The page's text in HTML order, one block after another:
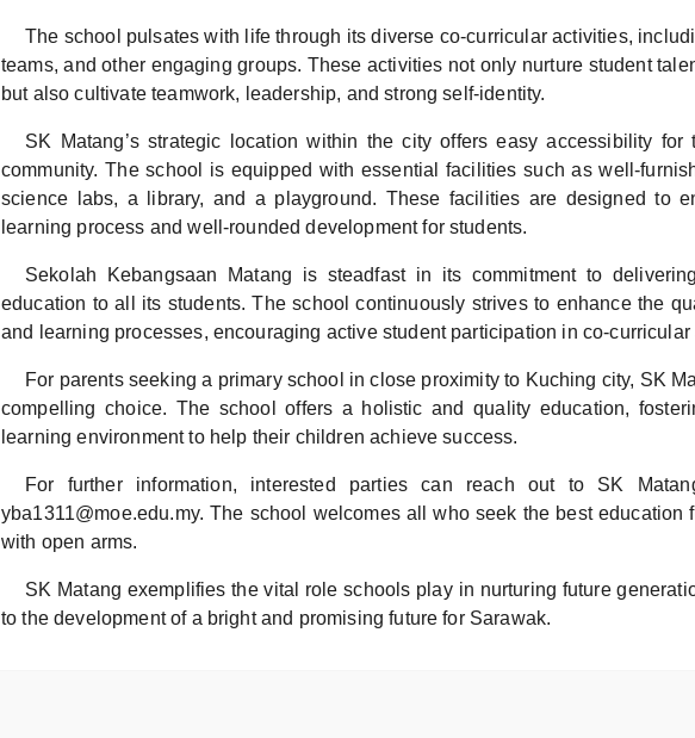
The school pulsates with life through its diverse co-curricular activities,
teams, and other engaging groups. These activities not only nurture student
but also cultivate teamwork, leadership, and strong self-identity.
SK Matang’s strategic location within the city offers easy accessibility for
community. The school is equipped with essential facilities such as well-
science labs, a library, and a playground. These facilities are designed to
learning process and well-rounded development for students.
Sekolah Kebangsaan Matang is steadfast in its commitment to
education to all its students. The school continuously strives to enhance the
and learning processes, encouraging active student participation in co-curricular
For parents seeking a primary school in close proximity to Kuching city, SK
compelling choice. The school offers a holistic and quality education,
learning environment to help their children achieve success.
For further information, interested parties can reach out to SK
yba1311@moe.edu.my. The school welcomes all who seek the best education
with open arms.
SK Matang exemplifies the vital role schools play in nurturing future
to the development of a bright and promising future for Sarawak.